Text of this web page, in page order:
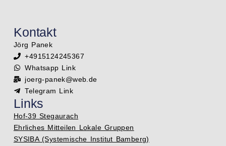
Kontakt
Jörg Panek
+4915124245367
Whatsapp Link
joerg-panek@web.de
Telegram Link
Links
Hof-39 Stegaurach
Ehrliches Mitteilen Lokale Gruppen
SYSIBA (Systemische Institut Bamberg)